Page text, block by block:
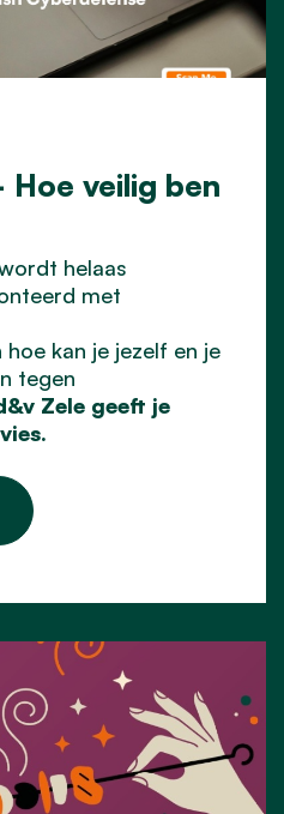
veilig ben
helaas
met
hoe kan je jezelf en je
tegen
Zele geeft je